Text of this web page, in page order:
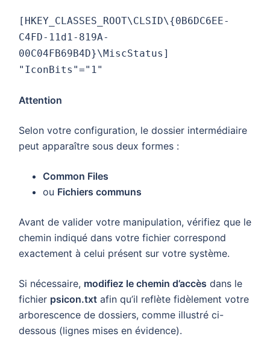
[HKEY_CLASSES_ROOT\CLSID\{0B6DC6EE-
C4FD-11d1-819A-
00C04FB69B4D}\MiscStatus]
"IconBits"="1"
Attention
Selon votre configuration, le dossier intermédiaire
peut apparaître sous deux formes :
Common Files
ou Fichiers communs
Avant de valider votre manipulation, vérifiez que le
chemin indiqué dans votre fichier correspond
exactement à celui présent sur votre système.
Si nécessaire, modifiez le chemin d’accès dans le
fichier psicon.txt afin qu’il reflète fidèlement votre
arborescence de dossiers, comme illustré ci-
dessous (lignes mises en évidence).